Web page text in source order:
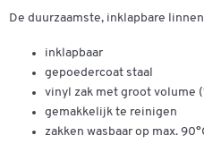
De duurzaamste, inklapbare
inklapbaar
gepoedercoat staal
vinyl zak met groot volume
gemakkelijk te reinigen
zakken wasbaar op max.